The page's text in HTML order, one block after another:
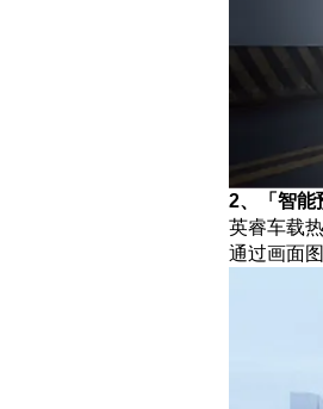
2、「智能
英睿车载
通过画面